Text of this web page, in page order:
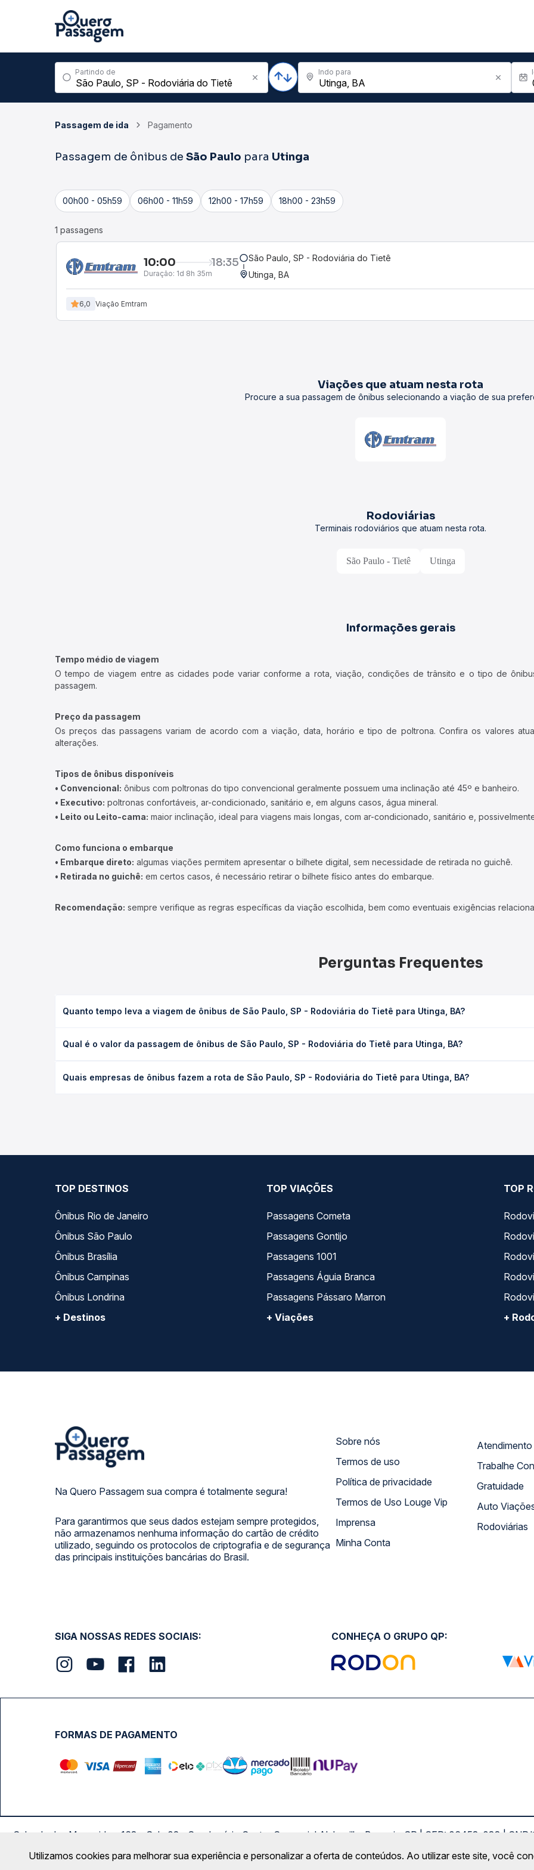
Partindo de Indo para
Passagem de ida Pagamento
Passagem de ônibus de São Paulo para Utinga
00h00 - 05h59 06h00 - 11h59 12h00 - 17h59 18h00 - 23h59
1 passagens
10:00 18:35
Duração: 1d 8h 35m
São Paulo, SP - Rodoviária do Tietê
Utinga, BA
6,0 Viação Emtram
Viações que atuam nesta rota
Procure a sua passagem de ônibus selecionando a viação de sua
Rodoviárias
Terminais rodoviários que atuam nesta rota.
São Paulo - Tietê Utinga
Informações gerais
Tempo médio de viagem
O tempo de viagem entre as cidades pode variar conforme a rota, viação, condições de trânsito e o tipo de
passagem.
Preço da passagem
Os preços das passagens variam de acordo com a viação, data, horário e tipo de poltrona. Confira os valores
alterações.
Tipos de ônibus disponíveis
• Convencional: ônibus com poltronas do tipo convencional geralmente possuem uma inclinação até 45º e banheiro.
• Executivo: poltronas confortáveis, ar-condicionado, sanitário e, em alguns casos, água mineral.
• Leito ou Leito-cama: maior inclinação, ideal para viagens mais longas, com ar-condicionado, sanitário e,
Como funciona o embarque
• Embarque direto: algumas viações permitem apresentar o bilhete digital, sem necessidade de retirada no guichê.
• Retirada no guichê: em certos casos, é necessário retirar o bilhete físico antes do embarque.
Recomendação: sempre verifique as regras específicas da viação escolhida, bem como eventuais exigências
Perguntas Frequentes
Quanto tempo leva a viagem de ônibus de São Paulo, SP - Rodoviária do Tietê para Utinga, BA?
executivo ou leito) e as condições de tráfego. Na Quero Passagem você consulta os horários disponíveis e vê a
Qual é o valor da passagem de ônibus de São Paulo, SP - Rodoviária do Tietê para Utinga, BA?
de poltrona e a antecedência da compra. Na Quero Passagem você compara os preços de todas as viações em
Quais empresas de ônibus fazem a rota de São Paulo, SP - Rodoviária do Tietê para Utinga, BA?
TOP DESTINOS
Ônibus Rio de Janeiro
Ônibus São Paulo
Ônibus Brasília
Ônibus Campinas
Ônibus Londrina
+ Destinos
TOP VIAÇÕES
Passagens Cometa
Passagens Gontijo
Passagens 1001
Passagens Águia Branca
Passagens Pássaro Marron
+ Viações
TOP
+
Na Quero Passagem sua compra é totalmente segura!
Para garantirmos que seus dados estejam sempre protegidos,
não armazenamos nenhuma informação do cartão de crédito
utilizado, seguindo os protocolos de criptografia e de segurança
das principais instituições bancárias do Brasil.
Sobre nós
Termos de uso
Política de privacidade
Termos de Uso Louge Vip
Imprensa
Minha Conta
Trabalhe
Gratuidade
Auto
Rodoviárias
SIGA NOSSAS REDES SOCIAIS: CONHEÇA O GRUPO QP:
FORMAS DE PAGAMENTO
Calçada das Margaridas, 163 - Sala 02 - Condomínio Centro Comercial Alphaville, Barueri - SP | CEP: 06453-038 |
Copyright 2026 © QueroPassagem.com.br
Utilizamos cookies para melhorar sua experiência e personalizar a oferta de conteúdos. Ao utilizar este site, você